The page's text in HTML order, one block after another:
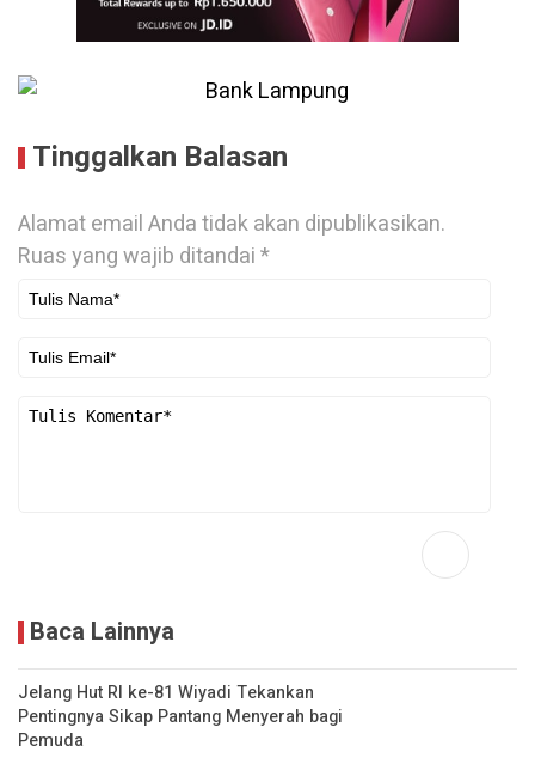
Tinggalkan Balasan
Alamat email Anda tidak akan dipublikasikan.
Ruas yang wajib ditandai*
Baca Lainnya
Jelang Hut RI ke-81 Wiyadi Tekankan
Pentingnya Sikap Pantang Menyerah bagi
Pemuda